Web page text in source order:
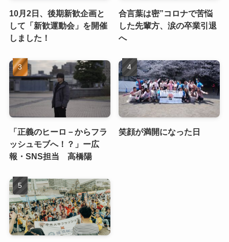
10月2日、後期新歓企画と
して「新歓運動会」を開催
しました！
合言葉は密”コロナで苦悩
した先輩方、涙の卒業引退
へ
「正義のヒーロ－からフラ
ッシュモブへ！？」ー広
報・SNS担当 高橋陽
笑顔が満開になった日